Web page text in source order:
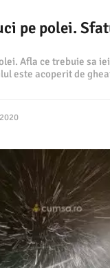
pe polei.
Afla ce trebuie sa
este acoperit de
.
2
0
2
0